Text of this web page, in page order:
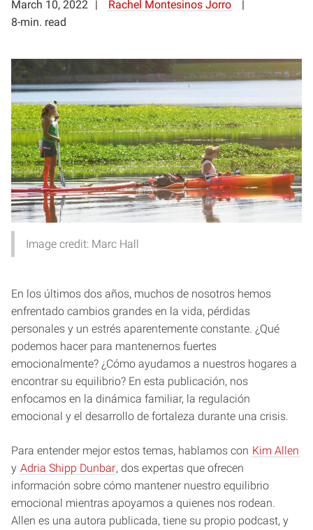
March 10, 2022
Rachel Montesinos Jorro
8-min. read
Image credit: Marc Hall
En los últimos dos años, muchos de nosotros hemos
enfrentado cambios grandes en la vida, pérdidas
personales y un estrés aparentemente constante. ¿Qué
podemos hacer para mantenernos fuertes
emocionalmente? ¿Cómo ayudamos a nuestros hogares a
encontrar su equilibrio? En esta publicación, nos
enfocamos en la dinámica familiar, la regulación
emocional y el desarrollo de fortaleza durante una crisis.
Para entender mejor estos temas, hablamos con Kim Allen
y Adria Shipp Dunbar, dos expertas que ofrecen
información sobre cómo mantener nuestro equilibrio
emocional mientras apoyamos a quienes nos rodean.
Allen es una autora publicada, tiene su propio podcast, y